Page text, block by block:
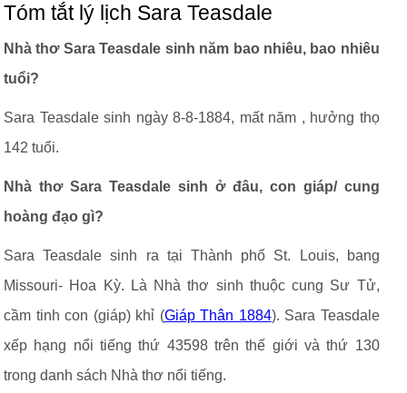
Tóm tắt lý lịch Sara Teasdale
Nhà thơ Sara Teasdale sinh năm bao nhiêu, bao nhiêu
tuổi?
Sara Teasdale sinh ngày 8-8-1884, mất năm , hưởng thọ
142 tuổi.
Nhà thơ Sara Teasdale sinh ở đâu, con giáp/ cung
hoàng đạo gì?
Sara Teasdale sinh ra tại Thành phố St. Louis, bang
Missouri- Hoa Kỳ. Là Nhà thơ sinh thuộc cung Sư Tử,
cầm tinh con (giáp) khỉ (Giáp Thân 1884). Sara Teasdale
xếp hạng nổi tiếng thứ 43598 trên thế giới và thứ 130
trong danh sách Nhà thơ nổi tiếng.